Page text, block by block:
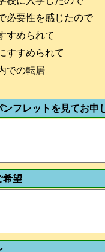
必要性を感じたので
すめられて
すすめられて
での転居
ンフレットを見てお申
希望